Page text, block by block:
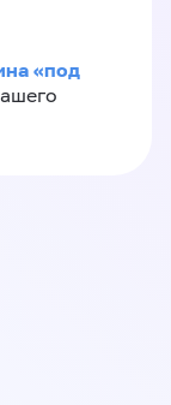
«под